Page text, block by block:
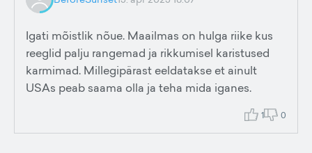
Igati mõistlik nõue. Maailmas on hulga riike kus
reeglid palju rangemad ja rikkumisel karistused
karmimad. Millegipärast eeldatakse et ainult
USAs peab saama olla ja teha mida iganes.
1 0